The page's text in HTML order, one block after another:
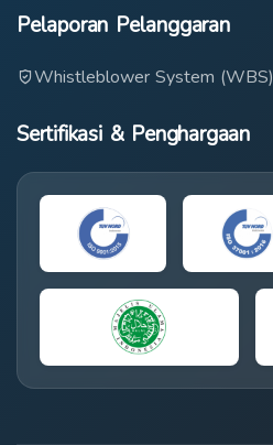
Pelaporan Pelanggaran
Whistleblower System (WBS)
Sertifikasi & Penghargaan